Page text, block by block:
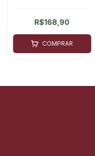
R$168,90
COMPRAR